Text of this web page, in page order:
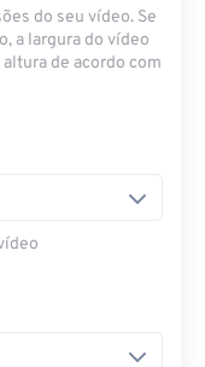
do seu vídeo. Se
a largura do vídeo
de acordo com